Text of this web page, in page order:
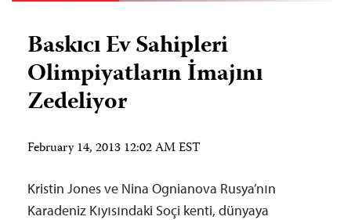
Baskıcı Ev Sahipleri
Olimpiyatların İmajını
Zedeliyor
February 14, 2013 12:02 AM EST
Kristin Jones ve Nina Ognianova Rusya’nın
Karadeniz Kıyısındaki Soçi kenti, dünyaya